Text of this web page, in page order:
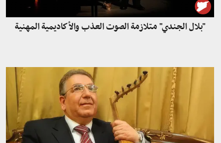
"بلال الجندي" متلازمة الصوت العذب والأكاديمية المهنية